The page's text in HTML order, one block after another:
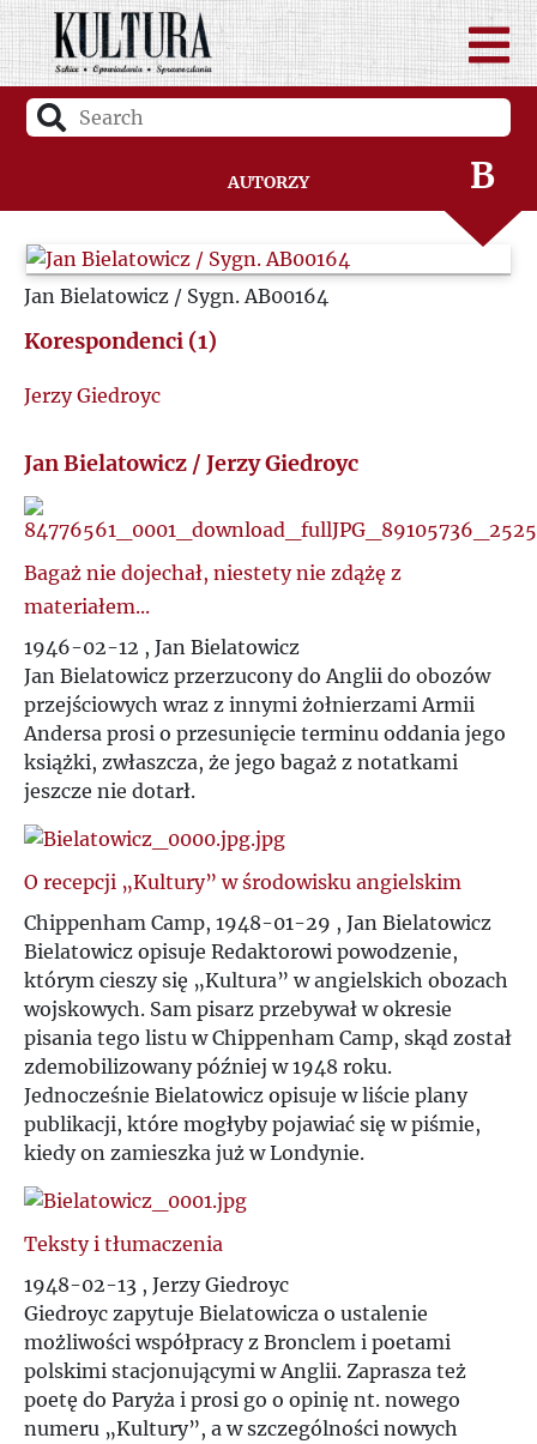
Autorzy
A
B
C
K
N
O
Jan Bielatowicz / Sygn. AB00164
Korespondenci (1)
Jerzy Giedroyc
Jan Bielatowicz / Jerzy Giedroyc
Bagaż nie dojechał, niestety nie zdążę z
materiałem...
1946-02-12 , Jan Bielatowicz
Jan Bielatowicz przerzucony do Anglii do obozów
przejściowych wraz z innymi żołnierzami Armii
Andersa prosi o przesunięcie terminu oddania jego
książki, zwłaszcza, że jego bagaż z notatkami
jeszcze nie dotarł.
O recepcji „Kultury” w środowisku angielskim
Chippenham Camp, 1948-01-29 , Jan Bielatowicz
Bielatowicz opisuje Redaktorowi powodzenie,
którym cieszy się „Kultura” w angielskich obozach
wojskowych. Sam pisarz przebywał w okresie
pisania tego listu w Chippenham Camp, skąd został
zdemobilizowany później w 1948 roku.
Jednocześnie Bielatowicz opisuje w liście plany
publikacji, które mogłyby pojawiać się w piśmie,
kiedy on zamieszka już w Londynie.
Teksty i tłumaczenia
1948-02-13 , Jerzy Giedroyc
Giedroyc zapytuje Bielatowicza o ustalenie
możliwości współpracy z Bronclem i poetami
polskimi stacjonującymi w Anglii. Zaprasza też
poetę do Paryża i prosi go o opinię nt. nowego
numeru „Kultury”, a w szczególności nowych